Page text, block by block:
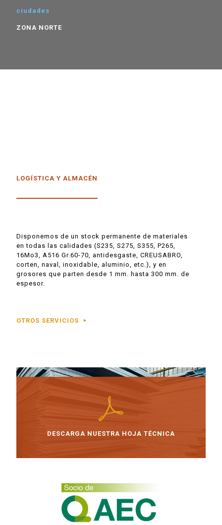
ciudades
ZONA NORTE
LOGÍSTICA Y ALMACÉN
Disponemos de un stock permanente de materiales
en todas las calidades (S235, S275, S355, P265,
16Mo3, A516 Gr.60-70, antidesgaste, CREUSABRO,
corten, naval, inoxidable, aluminio, etc.), y en
grosores que parten desde 1 mm. hasta 300 mm. de
espesor.
OTROS SERVICIOS
DESCARGA NUESTRA HOJA TÉCNICA